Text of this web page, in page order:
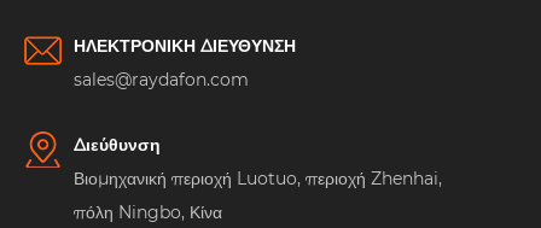
ΗΛΕΚΤΡΟΝΙΚΗ ΔΙΕΥΘΥΝΣΗ
sales@raydafon.com
Διεύθυνση
Βιομηχανική περιοχή Luotuo, περιοχή Zhenhai,
πόλη Ningbo, Κίνα